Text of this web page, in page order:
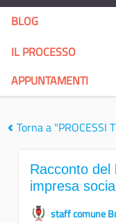
BLOG
IL PROCESSO
APPUNTAMENTI
Torna a "PROCESSI
Racconto del
impresa
staff comune